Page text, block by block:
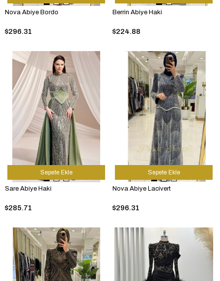
Nova Abiye Bordo
$296.31
Berrin Abiye Haki
$224.88
Sare Abiye Haki
$285.71
Sepete Ekle
Nova Abiye Lacivert
$296.31
Sepete Ekle